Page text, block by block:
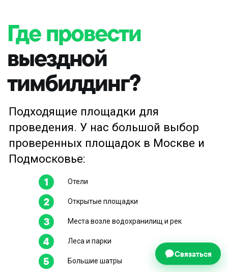
Отели
Открытые площадки
Места возле водохранилищ и рек
Леса и парки
Большие шатры
ИП Варламова Мария Вадимовна,
ИНН 772865086700
Связаться